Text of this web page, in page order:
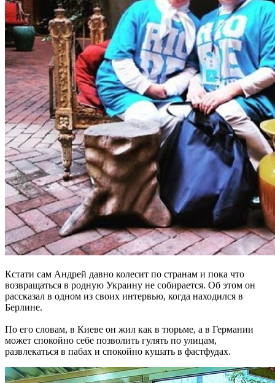
Кстати сам Андрей давно колесит по странам и пока что
возвращаться в родную Украину не собирается. Об этом он
рассказал в одном из своих интервью, когда находился в
Берлине.
По его словам, в Киеве он жил как в тюрьме, а в Германии
может спокойно себе позволить гулять по улицам,
развлекаться в пабах и спокойно кушать в фастфудах.